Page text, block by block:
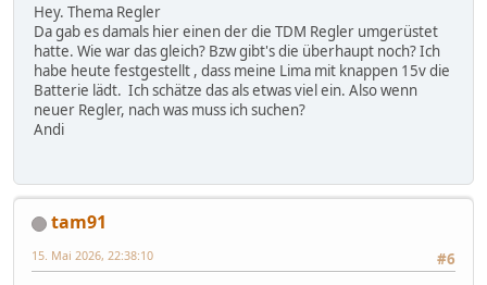
Hey. Thema Regler
Da gab es damals hier einen der die TDM Regler umgerüstet
hatte. Wie war das gleich? Bzw gibt's die überhaupt noch? Ich
habe heute festgestellt , dass meine Lima mit knappen 15v die
Batterie lädt. Ich schätze das als etwas viel ein. Also wenn
neuer Regler, nach was muss ich suchen?
Andi
tam91
#6
15. Mai 2026, 22:38:10